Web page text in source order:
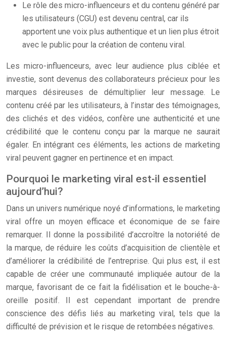
Le rôle des micro-influenceurs et du contenu généré par
les utilisateurs (CGU) est devenu central, car ils
apportent une voix plus authentique et un lien plus étroit
avec le public pour la création de contenu viral.
Les micro-influenceurs, avec leur audience plus ciblée et
investie, sont devenus des collaborateurs précieux pour les
marques désireuses de démultiplier leur message. Le
contenu créé par les utilisateurs, à l’instar des témoignages,
des clichés et des vidéos, confère une authenticité et une
crédibilité que le contenu conçu par la marque ne saurait
égaler. En intégrant ces éléments, les actions de marketing
viral peuvent gagner en pertinence et en impact.
Pourquoi le marketing viral est-il essentiel
aujourd’hui?
Dans un univers numérique noyé d’informations, le marketing
viral offre un moyen efficace et économique de se faire
remarquer. Il donne la possibilité d’accroître la notoriété de
la marque, de réduire les coûts d’acquisition de clientèle et
d’améliorer la crédibilité de l’entreprise. Qui plus est, il est
capable de créer une communauté impliquée autour de la
marque, favorisant de ce fait la fidélisation et le bouche-à-
oreille positif. Il est cependant important de prendre
conscience des défis liés au marketing viral, tels que la
difficulté de prévision et le risque de retombées négatives.